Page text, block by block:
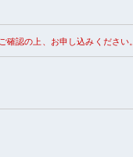
認の上、お申し込みください。